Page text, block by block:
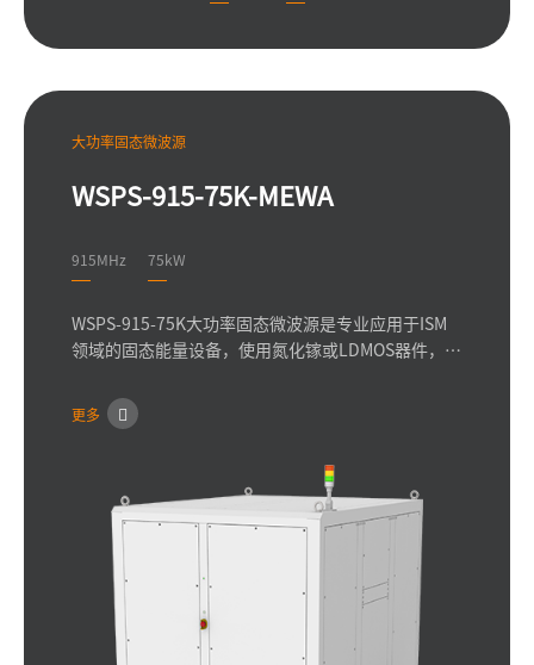
大功率固态微波源
WSPS-915-75K-MEWA
915MHz 75kW
WSPS-915-75K大功率固态微波源是专业应用于ISM
领域的固态能量设备，使用氮化镓或LDMOS器件，频
节，输出相位0-360°的调节，脉冲模式下占空比调节
等。
更多